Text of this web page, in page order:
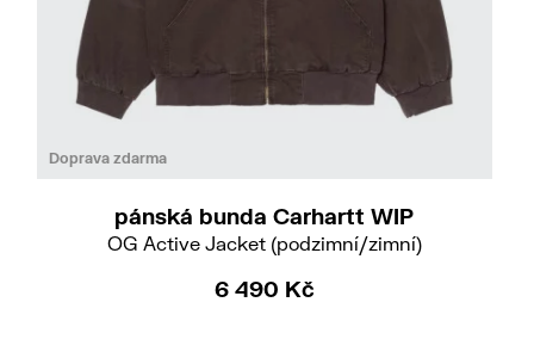
Doprava zdarma
pánská bunda Carhartt WIP
OG Active Jacket (podzimní/zimní)
6 490 Kč